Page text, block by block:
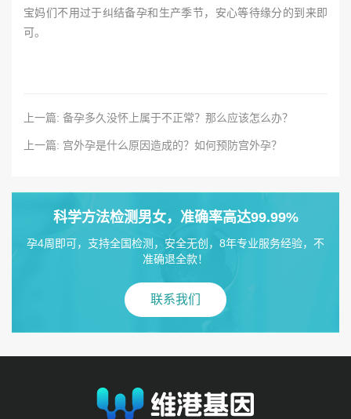
宝妈们不用过于纠结备孕和生产季节，安心等待缘分的到来即
可。
上一篇: 备孕多久没怀上属于不正常？那么应该怎么办？
上一篇: 宫外孕是什么原因造成的？如何预防宫外孕？
科学方法检测男女，准确率高达99.99%
孕4周即可，支持全国检测，安全无创，8年专业服务经验，不
准确退全款！
联系我们